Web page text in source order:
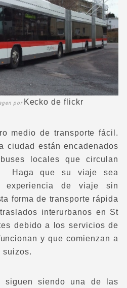
por Kecko de flickr
medio de transporte fácil.
ciudad están encadenados
locales que circulan
Haga que su viaje sea
experiencia de viaje sin
forma de transporte rápida
interurbanos en St
debido a los servicios de
y que comienzan a
suizos.
siguen siendo una de las